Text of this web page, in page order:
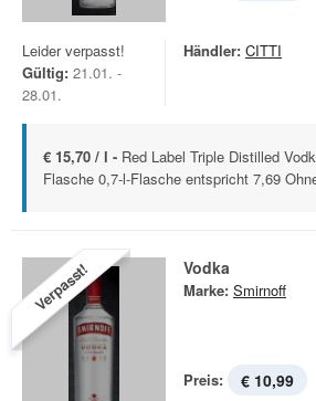
Leider verpasst!
Gültig: 21.01. -
28.01.
Händler: CITTI
€ 15,70 / l - Red Label Triple Distilled
Flasche 0,7-l-Flasche entspricht 7,69
Verpasst! Vodka
Marke: Smirnoff
Preis: € 10,99